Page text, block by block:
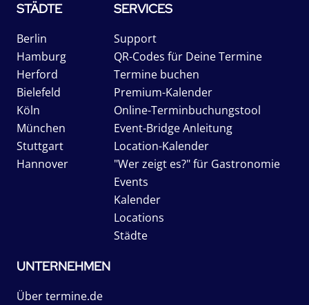
STÄDTE
Berlin
Hamburg
Herford
Bielefeld
Köln
München
Stuttgart
Hannover
SERVICES
Support
QR-Codes für Deine Termine
Termine buchen
Premium-Kalender
Online-Terminbuchungstool
Event-Bridge Anleitung
Location-Kalender
"Wer zeigt es?" für Gastronomie
Events
Kalender
Locations
Städte
UNTERNEHMEN
Über termine.de